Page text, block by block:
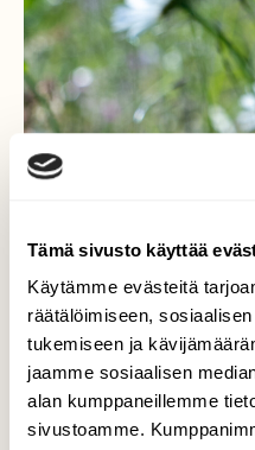
Tämä sivusto käyttää
Käytämme evästeitä
räätälöimiseen,
tukemiseen ja
jaamme sosiaalisen
alan kumppaneillemme
sivustoamme.